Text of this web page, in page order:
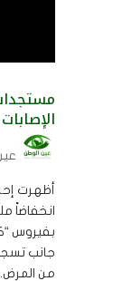
أظهرت
انخفاضاً
جانب